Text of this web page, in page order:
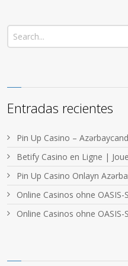
Entradas recientes
Pin Up Casino –
Betify Casino en Ligne |
Pin Up Casino Onlayn
Online Casinos ohne
Online Casinos ohne